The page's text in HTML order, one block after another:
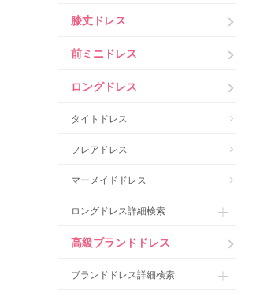
膝丈ドレス
前ミニドレス
ロングドレス
タイトドレス
フレアドレス
マーメイドドレス
ロングドレス詳細検索
高級ブランドドレス
ブランドドレス詳細検索